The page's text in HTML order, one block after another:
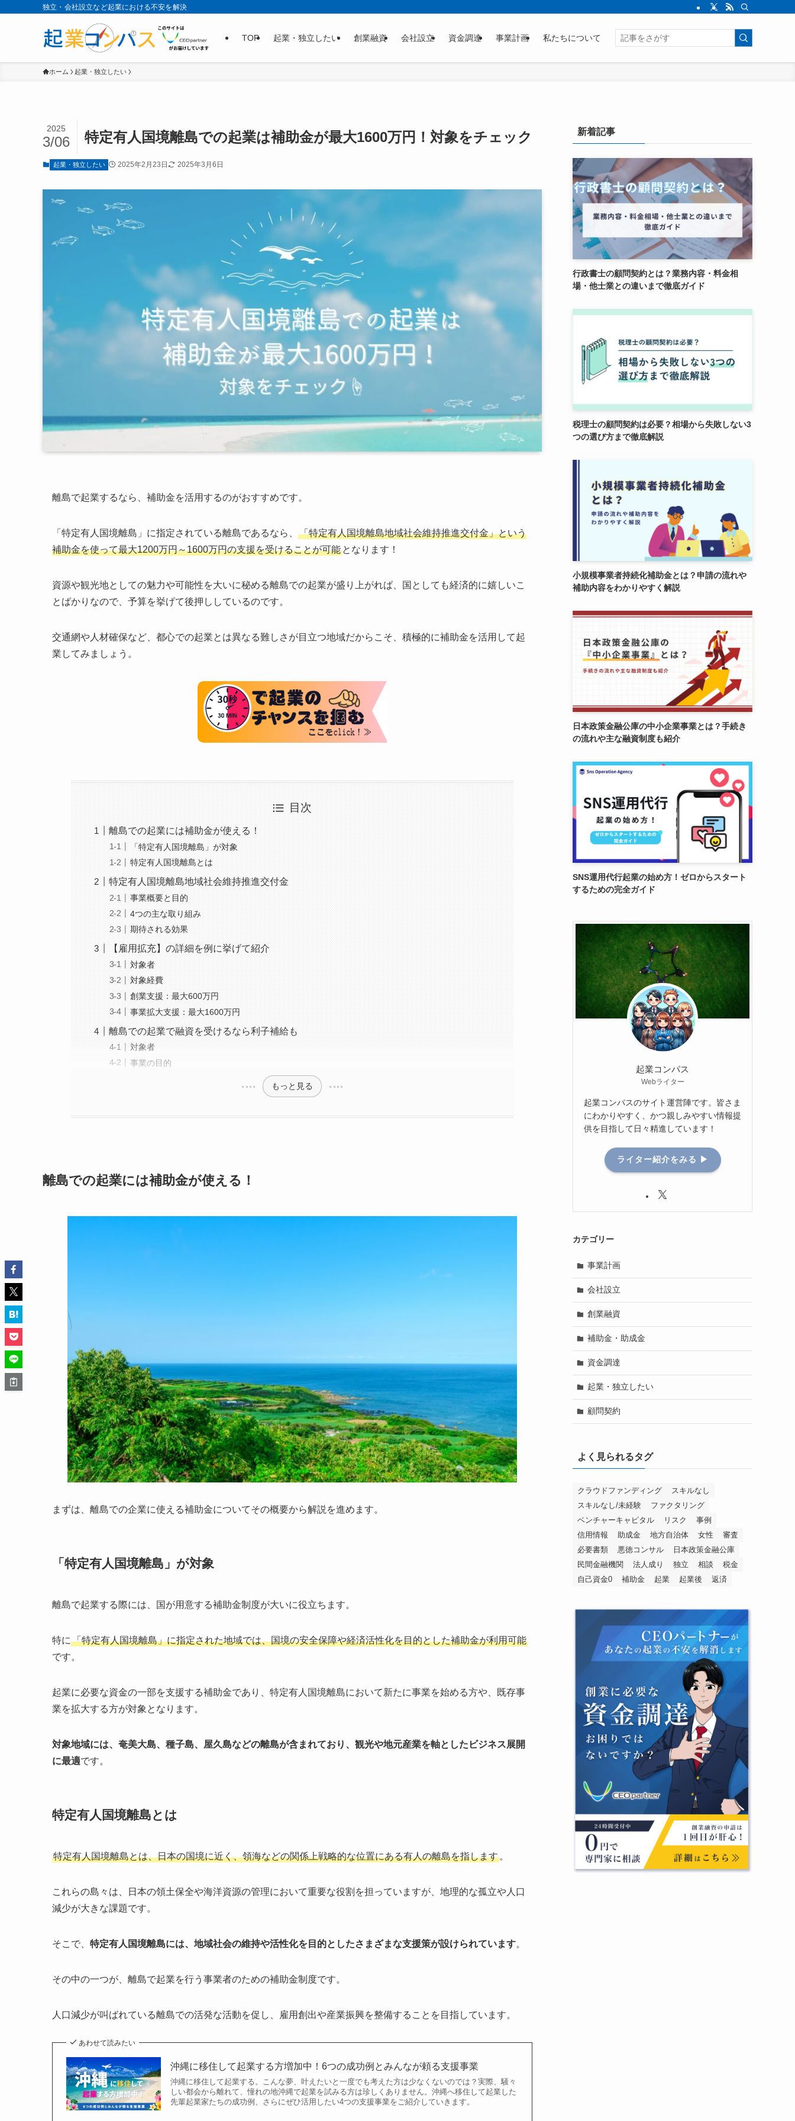
独立・会社設立など起業における不安を解決
TOP 起業・独立したい 創業融資 会社設立 資金調達 事業計画 私たちについて
ホーム 起業・独立したい
特定有人国境離島での起業は補助金が最大1600万円！対象をチェック
2025
3/06
起業・独立したい 2025年2月23日 2025年3月6日
離島で起業するなら、補助金を活用するのがおすすめです。
「特定有人国境離島」に指定されている離島であるなら、
「特定有人国境離島地域社会維持推進交付金」という
補助金を使って最大1200万円～1600万円の支援を受けることが可能 となります！
資源や観光地としての魅力や可能性を大いに秘める離島での起業が盛り上がれば、国としても経済的に嬉しいこ
とばかりなので、予算を挙げて後押ししているのです。
交通網や人材確保など、都心での起業とは異なる難しさが目立つ地域だからこそ、積極的に補助金を活用して起
業してみましょう。
目次
離島での起業には補助金が使える！
「特定有人国境離島」が対象
特定有人国境離島とは
特定有人国境離島地域社会維持推進交付金
事業概要と目的
4つの主な取り組み
期待される効果
【雇用拡充】の詳細を例に挙げて紹介
対象者
対象経費
創業支援：最大600万円
事業拡大支援：最大1600万円
離島での起業で融資を受けるなら利子補給も
対象者
事業の目的
もっと見る
離島での起業には補助金が使える！
まずは、離島での企業に使える補助金についてその概要から解説を進めます。
「特定有人国境離島」が対象
離島で起業する際には、国が用意する補助金制度が大いに役立ちます。
特に 「特定有人国境離島」に指定された地域では、国境の安全保障や経済活性化を目的とした補助金が利用可能
です。
起業に必要な資金の一部を支援する補助金であり、特定有人国境離島において新たに事業を始める方や、既存事
業を拡大する方が対象となります。
対象地域には、奄美大島、種子島、屋久島などの離島が含まれており、観光や地元産業を軸としたビジネス展開
に最適です。
特定有人国境離島とは
特定有人国境離島とは、日本の国境に近く、領海などの関係上戦略的な位置にある有人の離島を指します 。
これらの島々は、日本の領土保全や海洋資源の管理において重要な役割を担っていますが、地理的な孤立や人口
減少が大きな課題です。
そこで、 特定有人国境離島には、地域社会の維持や活性化を目的としたさまざまな支援策が設けられています。
その中の一つが、離島で起業を行う事業者のための補助金制度です。
人口減少が叫ばれている離島での活発な活動を促し、雇用創出や産業振興を整備することを目指しています。
あわせて読みたい
沖縄に移住して起業する方増加中！6つの成功例とみんなが頼る支援事業
沖縄に移住して起業する。こんな夢、叶えたいと一度でも考えた方は少なくないのでは？実際、騒々
しい都会から離れて、憧れの地沖縄で起業を試みる方は珍しくありません。沖縄へ移住して起業した
先輩起業家たちの成功例、さらにぜひ活用したい4つの支援事業をご紹介していきます。
新着記事
行政書士の顧問契約とは？業務内容・料金相
場・他士業との違いまで徹底ガイド
税理士の顧問契約は必要？相場から失敗しない3
つの選び方まで徹底解説
小規模事業者持続化補助金とは？申請の流れや
補助内容をわかりやすく解説
日本政策金融公庫の中小企業事業とは？手続き
の流れや主な融資制度も紹介
SNS運用代行起業の始め方！ゼロからスタート
するための完全ガイド
起業コンパス
Webライター
起業コンパスのサイト運営陣です。皆さま
にわかりやすく、かつ親しみやすい情報提
供を目指して日々精進しています！
ライター紹介をみる ▶
カテゴリー
事業計画
会社設立
創業融資
補助金・助成金
資金調達
起業・独立したい
顧問契約
よく見られるタグ
クラウドファンディング
スキルなし
スキルなし/未経験
ファクタリング
ベンチャーキャピタル
リスク
事例
信用情報
助成金 地方自治体 女性
審査
必要書類
悪徳コンサル
日本政策金融公庫
民間金融機関
法人成り 独立 相談
税金
自己資金0
補助金 起業 起業後 返済